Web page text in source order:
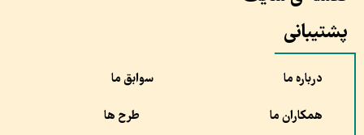
پشتیبانی
درباره ما سوابق ما
همکاران ما طرح ها